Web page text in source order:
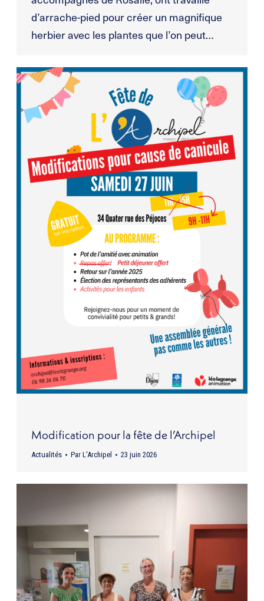
d’arrache-pied pour créer un magnifique
herbier avec les plantes que l’on peut…
Modification pour la fête de l’Archipel
Actualités Par L'Archipel 23 juin 2026